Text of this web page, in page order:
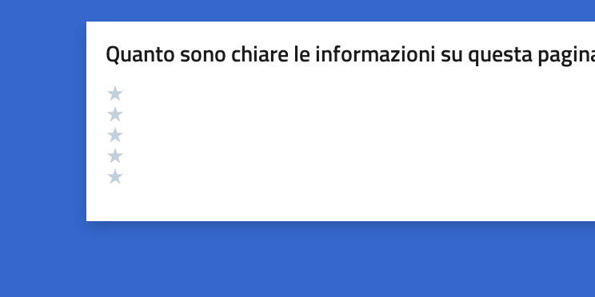
Quanto sono chiare le informazioni su questa
Valutazione